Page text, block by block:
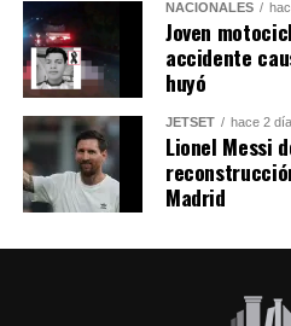
— Blog del
México
August 5,
la víctima era un repartidor
NACIONALES
Joven
accidente
huyó
JETSET hace 2
Lionel Messi
Madrid